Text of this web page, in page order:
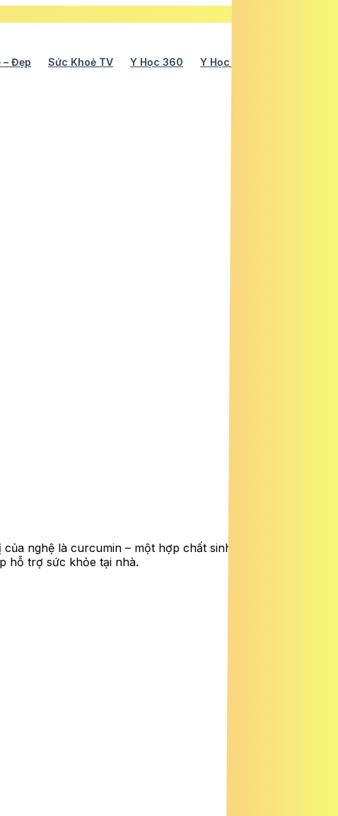
– Đẹp Sức Khoẻ TV Y Học 360 Y Học Cổ Truyền
nghệ là curcumin – một hợp chất sinh học đã được
hỗ trợ sức khỏe tại nhà.